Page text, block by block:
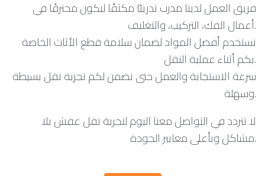
أعمال الفك، التركيب، والتغليف.
نستخدم أفضل المواد لضمان سلامة قطع الأثاث الخاصة
بكم أثناء عملية النقل.
سرعة الاستجابة والعمل حتى نضمن لكم تجربة نقل بسيطة
وسهلة.
لا تتردد في التواصل معنا اليوم لتجربة نقل عفش بلا
مشاكل وبأعلى معايير الجودة.